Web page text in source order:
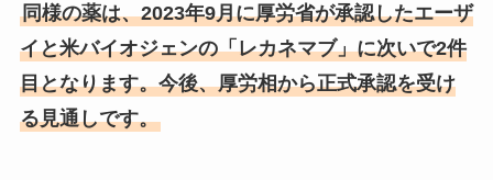
同様の薬は、2023年9月に厚労省が承認したエーザ
イと米バイオジェンの「レカネマブ」に次いで2件
目となります。今後、厚労相から正式承認を受け
る見通しです。